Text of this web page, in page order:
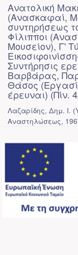
Ανατολική
(Ανασκαφαί,
συντηρήσεως
Φίλιπποι
Μουσείον), Γ'
Συντήρησις
Βαρβάρας,
Θάσος
έρευναι) (Πίν.
Λαζαρίδης, Δημ. Ι. (
Αναστηλώσεως,